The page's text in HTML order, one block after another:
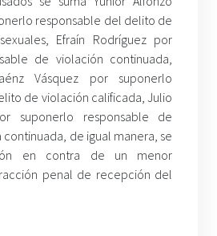
responsable del delito de
Efraín Rodríguez por
de violación continuada,
Vásquez por suponerlo
de violación calificada, Julio
suponerlo responsable de
de igual manera, se
en contra de un menor
penal de recepción del